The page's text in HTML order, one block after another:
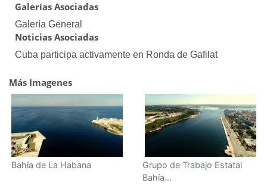
Galerías Asociadas
Galería General
Noticias Asociadas
Cuba participa activamente en Ronda de Gafilat
Más Imagenes
Bahía de La Habana
Grupo de Trabajo Estatal
Bahía...